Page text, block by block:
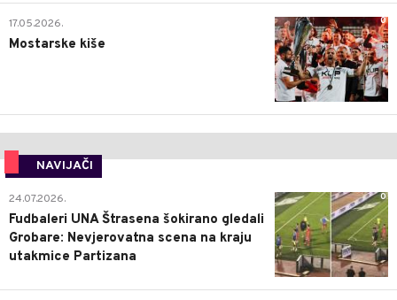
0
17.05.2026.
Mostarske kiše
NAVIJAČI
0
24.07.2026.
Fudbaleri UNA Štrasena šokirano gledali
Grobare: Nevjerovatna scena na kraju
utakmice Partizana